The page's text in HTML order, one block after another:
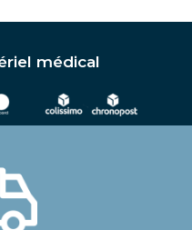
médical